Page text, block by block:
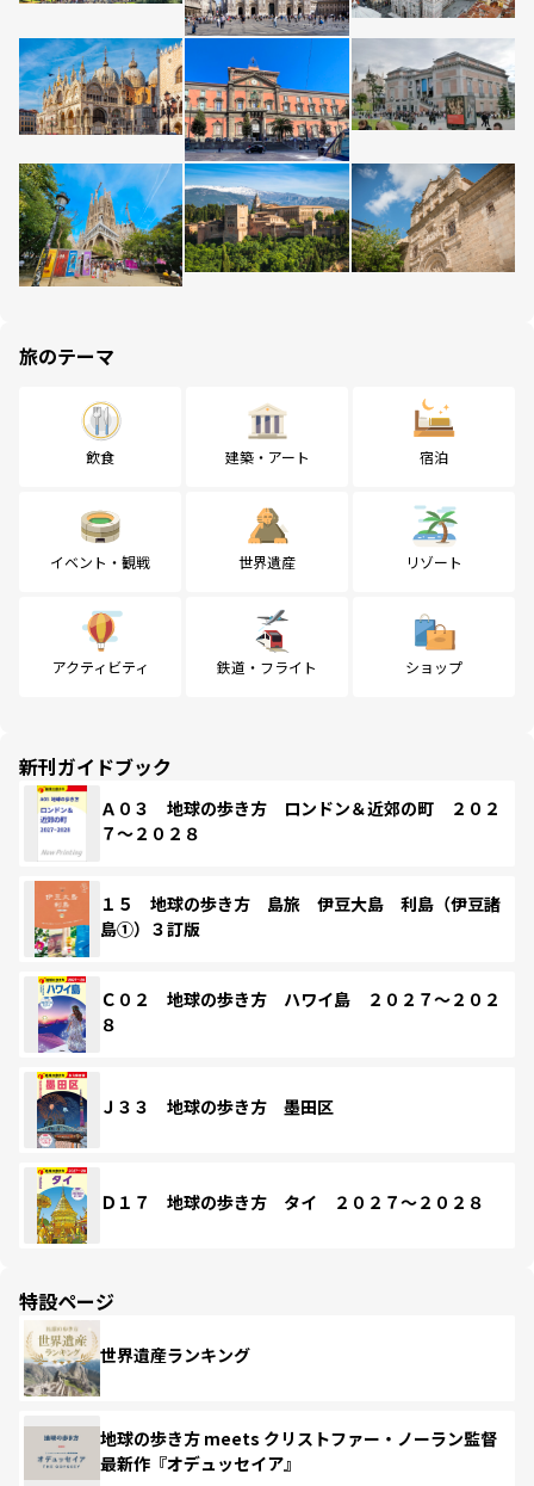
旅のテーマ
飲食 建築・アート 宿泊
イベント・観戦 世界遺産 リゾート
アクティビティ 鉄道・フライト ショップ
新刊ガイドブック
Ａ０３ 地球の歩き方 ロンドン＆近郊の町 ２０２
７～２０２８
１５ 地球の歩き方 島旅 伊豆大島 利島（伊豆諸
島①）３訂版
Ｃ０２ 地球の歩き方 ハワイ島 ２０２７～２０２
８
Ｊ３３ 地球の歩き方 墨田区
Ｄ１７ 地球の歩き方 タイ ２０２７～２０２８
特設ページ
世界遺産ランキング
地球の歩き方 meets クリストファー・ノーラン監督
最新作『オデュッセイア』